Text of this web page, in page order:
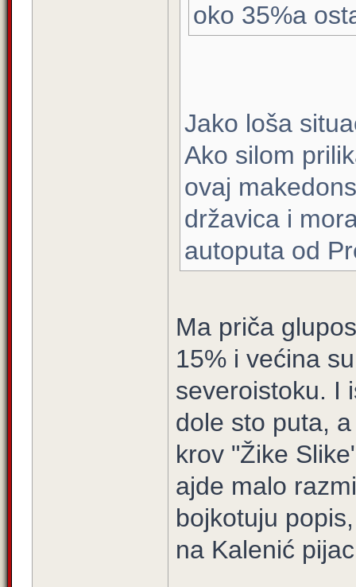
oko 35%a
Jako loša
Ako silom
ovaj
državica i
autoputa od
Ma priča
15% i većina
severoistoku. I
dole sto puta,
krov "Žike
ajde malo
bojkotuju
na Kalenić